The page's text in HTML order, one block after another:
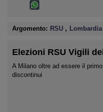
Argomento: RSU , Lombardia
Elezioni RSU Vigili
A Milano oltre ad essere il
discontinui